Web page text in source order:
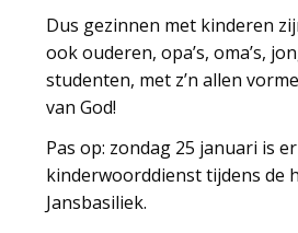
Dus gezinnen met kinderen
ook ouderen, opa’s, oma’s,
studenten, met z’n allen
van God!
Pas op: zondag 25 januari is er
kinderwoorddienst tijdens de
Jansbasiliek.